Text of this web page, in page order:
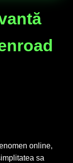
online,
sa